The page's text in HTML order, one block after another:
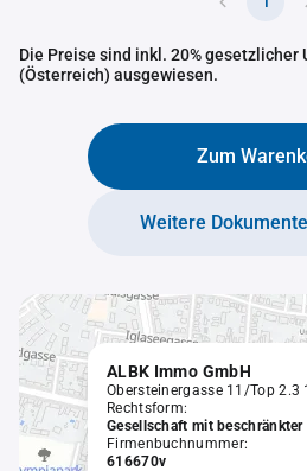
Die Preise sind inkl. 20% gesetzlicher
(Österreich) ausgewiesen.
Zum
Weitere
ALBK Immo GmbH
Obersteinergasse 11/Top 2.3
Rechtsform:
Gesellschaft mit
Firmenbuchnummer:
616670v